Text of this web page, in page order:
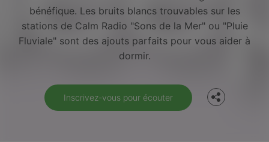
bénéfique. Les bruits blancs trouvables sur les
stations de Calm Radio "Sons de la Mer" ou "Pluie
Fluviale" sont des ajouts parfaits pour vous aider à
dormir.
Inscrivez-vous pour écouter
Facebook